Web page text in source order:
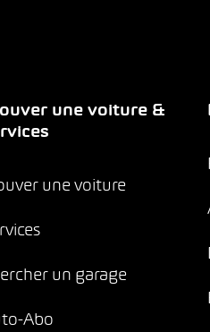
une voiture &
une voiture
un garage
Abo